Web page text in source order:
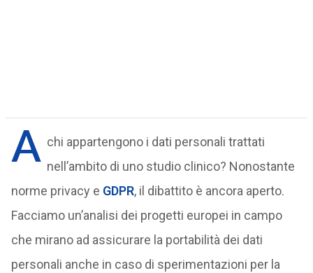
A chi appartengono i dati personali trattati
nell’ambito di uno studio clinico? Nonostante
norme privacy e GDPR, il dibattito è ancora aperto.
Facciamo un’analisi dei progetti europei in campo
che mirano ad assicurare la portabilità dei dati
personali anche in caso di sperimentazioni per la